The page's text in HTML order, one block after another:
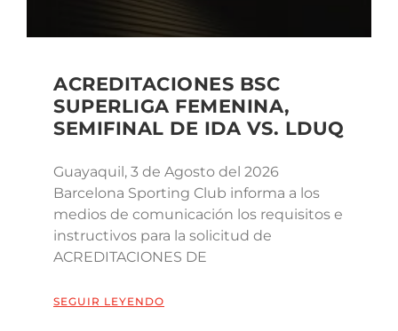
ACREDITACIONES BSC
SUPERLIGA FEMENINA,
SEMIFINAL DE IDA VS. LDUQ
Guayaquil, 3 de Agosto del 2026
Barcelona Sporting Club informa a los
medios de comunicación los requisitos e
instructivos para la solicitud de
ACREDITACIONES DE
SEGUIR LEYENDO